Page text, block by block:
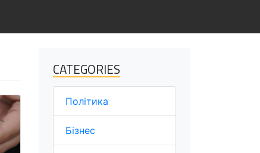
CATEGORIES
Політика
Бізнес